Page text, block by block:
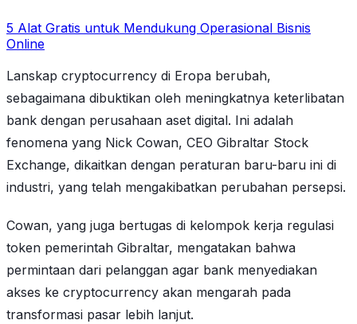
5 Alat Gratis untuk Mendukung Operasional Bisnis
Online
Lanskap cryptocurrency di Eropa berubah,
sebagaimana dibuktikan oleh meningkatnya keterlibatan
bank dengan perusahaan aset digital. Ini adalah
fenomena yang Nick Cowan, CEO Gibraltar Stock
Exchange, dikaitkan dengan peraturan baru-baru ini di
industri, yang telah mengakibatkan perubahan persepsi.
Cowan, yang juga bertugas di kelompok kerja regulasi
token pemerintah Gibraltar, mengatakan bahwa
permintaan dari pelanggan agar bank menyediakan
akses ke cryptocurrency akan mengarah pada
transformasi pasar lebih lanjut.